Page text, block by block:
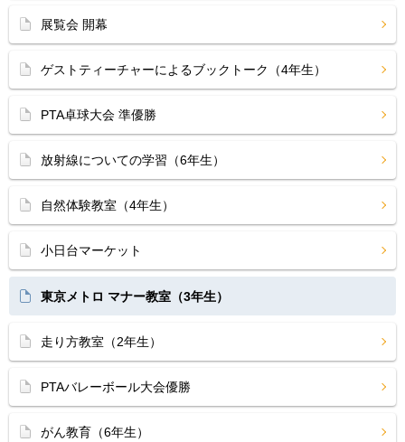
展覧会 開幕
ゲストティーチャーによるブックトーク（4年生）
PTA卓球大会 準優勝
放射線についての学習（6年生）
自然体験教室（4年生）
小日台マーケット
東京メトロ マナー教室（3年生）
走り方教室（2年生）
PTAバレーボール大会優勝
がん教育（6年生）